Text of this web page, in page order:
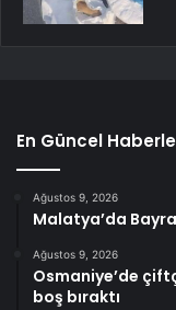
En Güncel
Ağustos 9, 2026
Malatya’da
Ağustos 9, 2026
Osmaniye’de
boş bıraktı